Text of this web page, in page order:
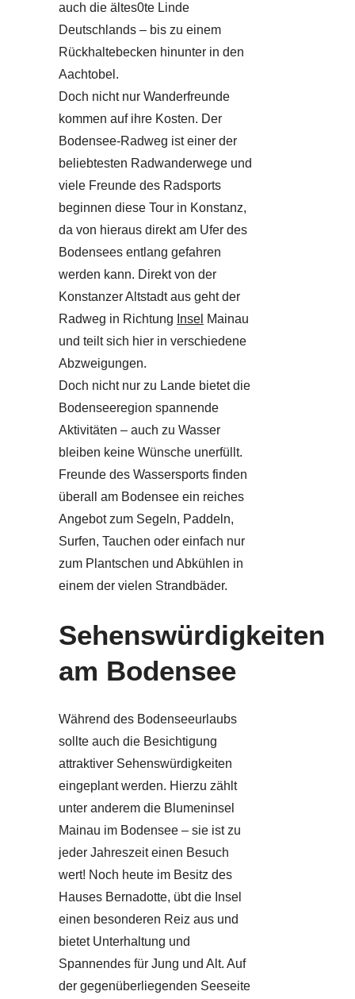
auch die ältes0te Linde
Deutschlands – bis zu einem
Rückhaltebecken hinunter in den
Aachtobel.
Doch nicht nur Wanderfreunde
kommen auf ihre Kosten. Der
Bodensee-Radweg ist einer der
beliebtesten Radwanderwege und
viele Freunde des Radsports
beginnen diese Tour in Konstanz,
da von hieraus direkt am Ufer des
Bodensees entlang gefahren
werden kann. Direkt von der
Konstanzer Altstadt aus geht der
Radweg in Richtung Insel Mainau
und teilt sich hier in verschiedene
Abzweigungen.
Doch nicht nur zu Lande bietet die
Bodenseeregion spannende
Aktivitäten – auch zu Wasser
bleiben keine Wünsche unerfüllt.
Freunde des Wassersports finden
überall am Bodensee ein reiches
Angebot zum Segeln, Paddeln,
Surfen, Tauchen oder einfach nur
zum Plantschen und Abkühlen in
einem der vielen Strandbäder.
Sehenswürdigkeiten
am Bodensee
Während des Bodenseeurlaubs
sollte auch die Besichtigung
attraktiver Sehenswürdigkeiten
eingeplant werden. Hierzu zählt
unter anderem die Blumeninsel
Mainau im Bodensee – sie ist zu
jeder Jahreszeit einen Besuch
wert! Noch heute im Besitz des
Hauses Bernadotte, übt die Insel
einen besonderen Reiz aus und
bietet Unterhaltung und
Spannendes für Jung und Alt. Auf
der gegenüberliegenden Seeseite